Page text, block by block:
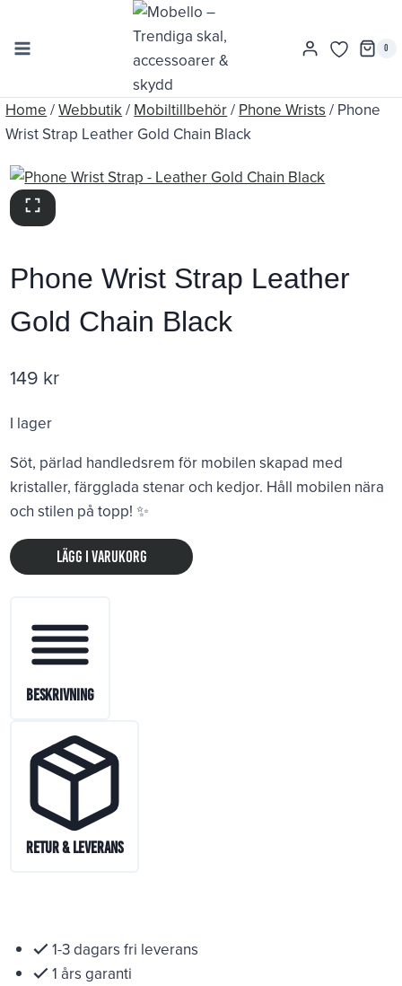
content
0
Home /Webbutik/ Mobiltillbehör/ Phone Wrists / Phone
Wrist Strap Leather Gold Chain Black
Phone Wrist Strap Leather
Gold Chain Black
149 kr
I lager
Söt, pärlad handledsrem för mobilen skapad med
kristaller, färgglada stenar och kedjor. Håll mobilen nära
och stilen på topp! ✨
Phone
Wrist
Leather
Gold
Chain
Black
Lägg i varukorg
Beskrivning
Retur & Leverans
1-3 dagars fri leverans
1 års garanti